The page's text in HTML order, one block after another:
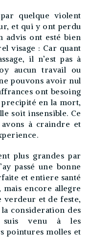
quelque violent
et qui y ont perdu
advis ont esté bien
visage : Car quant
il n’est pas à
aucun travail ou
pouvons avoir nul
ont besoing
en la mort,
soit insensible. Ce
à craindre et
plus grandes par
passé une bonne
et entiere santé
encore allegre
verdeur et de feste,
consideration des
suis venu à les
pointures molles et